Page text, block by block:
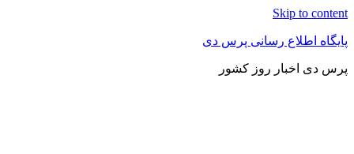
Skip to content
پایگاه اطلاع رسانی پرس دی
پرس دی اخبار روز کشور